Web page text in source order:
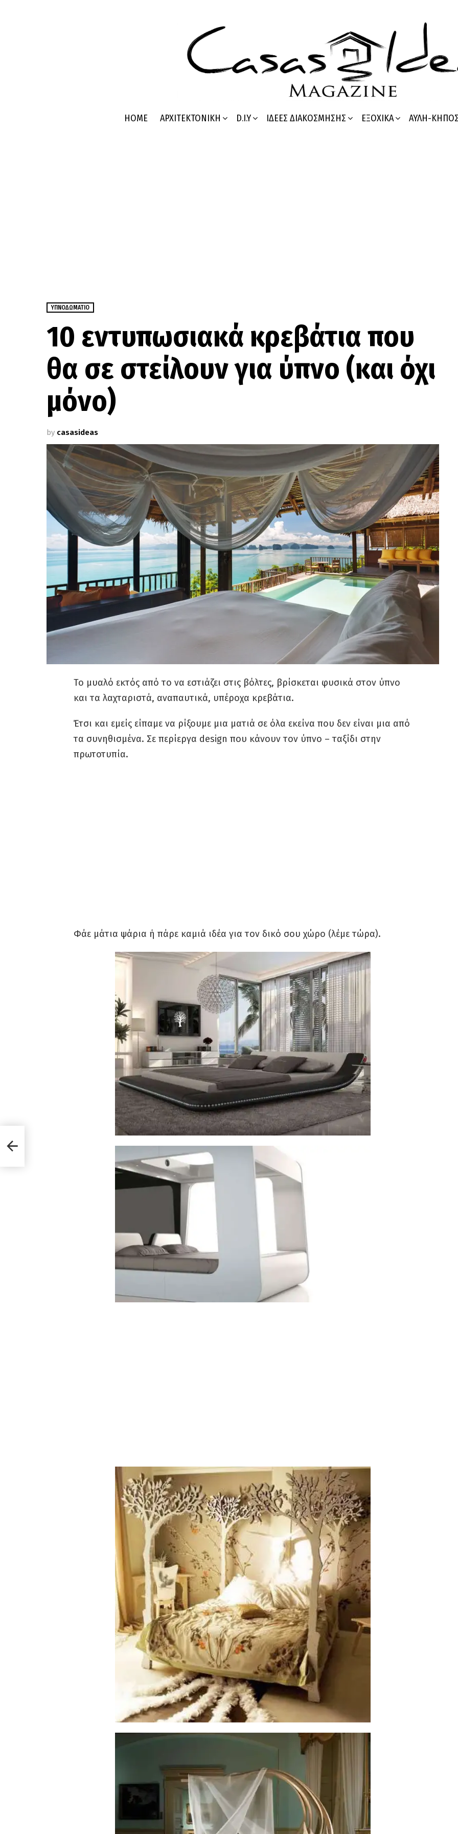
HOME ΑΡΧΙΤΕΚΤΟΝΙΚΉ D.I.Y ΙΔΈΕΣ ΔΙΑΚΌΣΜΗΣΗΣ ΕΞΟΧΙΚΆ ΑΥΛΉ-
ΥΠΝΟΔΩΜΆΤΙΟ
10 εντυπωσιακά κρεβάτια που
θα σε στείλουν για ύπνο (και όχι
μόνο)
by casasideas
Το μυαλό εκτός από το να εστιάζει στις βόλτες, βρίσκεται φυσικά στον ύπνο
και τα λαχταριστά, αναπαυτικά, υπέροχα κρεβάτια.
Έτσι και εμείς είπαμε να ρίξουμε μια ματιά σε όλα εκείνα που δεν είναι μια από
τα συνηθισμένα. Σε περίεργα design που κάνουν τον ύπνο – ταξίδι στην
πρωτοτυπία.
Φάε μάτια ψάρια ή πάρε καμιά ιδέα για τον δικό σου χώρο (λέμε τώρα).